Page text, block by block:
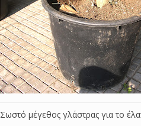
Σωστό μέγεθος γλάστρας για το